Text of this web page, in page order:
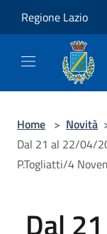
Regione Lazio
Home > Novità
Dal 21 al 22/04/
P.Togliatti/4
Dal